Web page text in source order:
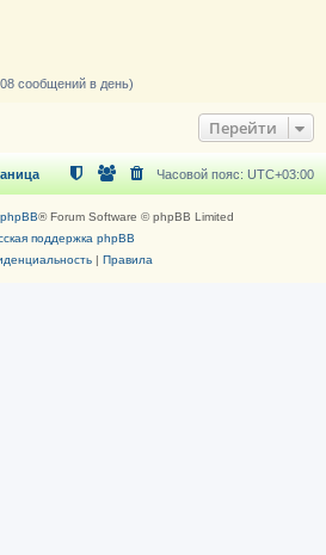
сообщений в день)
Перейти
Часовой пояс: UTC+03:00
phpBB® Forum Software © phpBB Limited
поддержка phpBB
| Правила